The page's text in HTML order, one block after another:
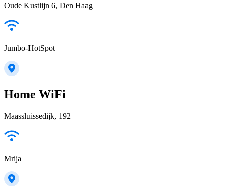
Oude Kustlijn 6, Den Haag
Jumbo-HotSpot
Home WiFi
Maassluissedijk, 192
Mrija